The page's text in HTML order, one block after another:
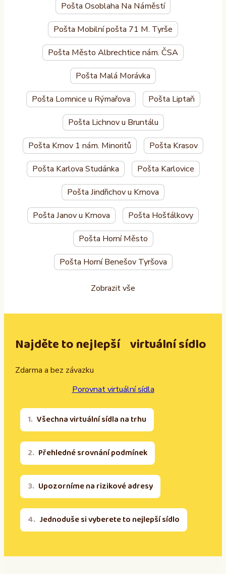
Pošta Osoblaha Na Náměstí
Pošta Mobilní pošta 71 M. Tyrše
Pošta Město Albrechtice nám. ČSA
Pošta Malá Morávka
Pošta Lomnice u Rýmařova Pošta Liptaň
Pošta Lichnov u Bruntálu
Pošta Krnov 1 nám. Minoritů Pošta Krasov
Pošta Karlova Studánka Pošta Karlovice
Pošta Jindřichov u Krnova
Pošta Janov u Krnova Pošta Hošťálkovy
Pošta Horní Město
Pošta Horní Benešov Tyršova
Zobrazit vše
Najděte to nejlepší virtuální sídlo
Zdarma a bez závazku
Porovnat virtuální sídla
Všechna virtuální sídla na trhu
Přehledné srovnání podmínek
Upozorníme na rizikové adresy
Jednoduše si vyberete to nejlepší sídlo